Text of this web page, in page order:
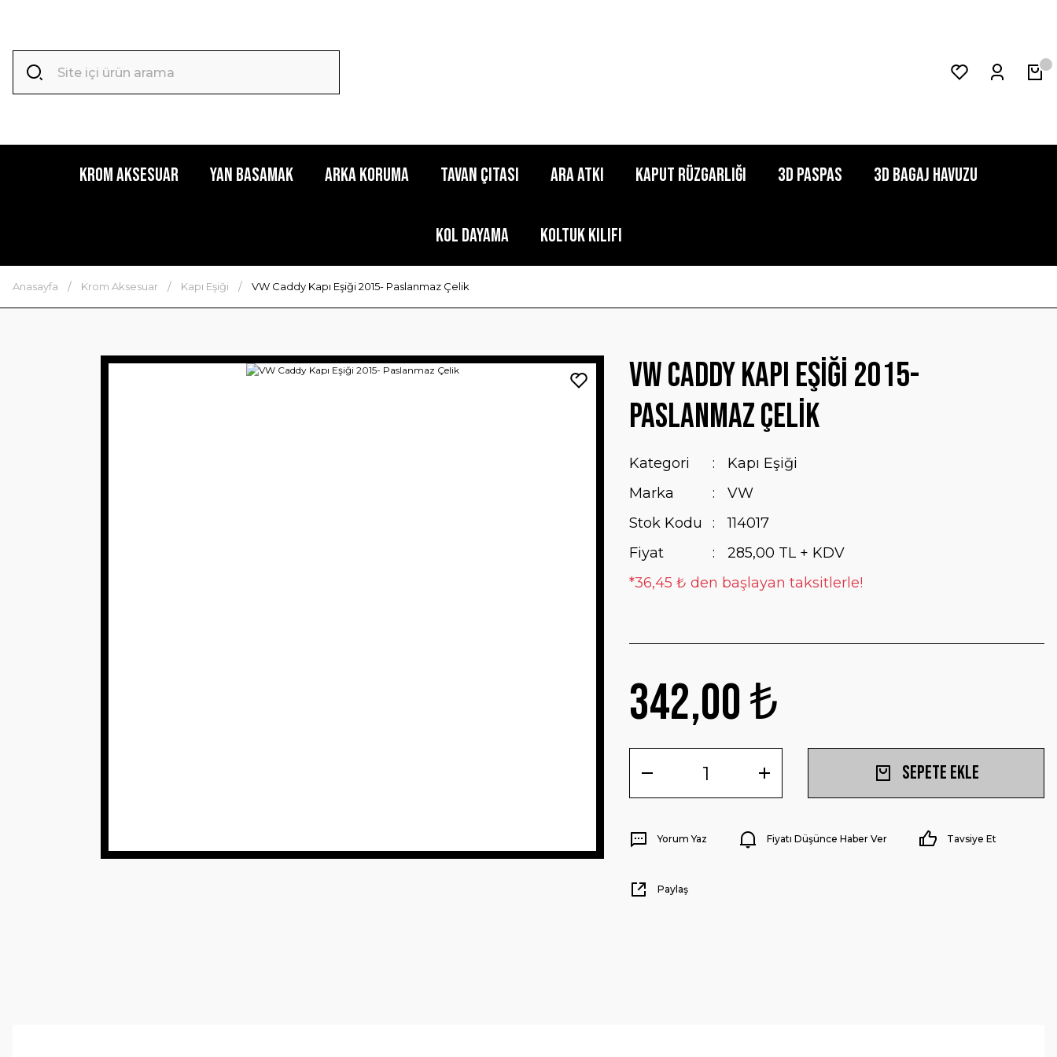
Krom Aksesuar Yan Basamak Arka Koruma Tavan Çıtası Ara Atkı Kaput Rüzgarlığı 3D Paspas 3D Bagaj Havuzu
Kol Dayama Koltuk Kılıfı
Anasayfa Krom Aksesuar Kapı Eşiği VW Caddy Kapı Eşiği 2015- Paslanmaz Çelik
VW Caddy Kapı Eşiği 2015-
Paslanmaz Çelik
Kategori
Kapı Eşiği
Marka
VW
Stok Kodu
114017
Fiyat
285,00 TL + KDV
*36,45 ₺ den başlayan taksitlerle!
342,00 ₺
Sepete Ekle
Yorum Yaz Fiyatı Düşünce Haber Ver Tavsiye Et
Paylaş